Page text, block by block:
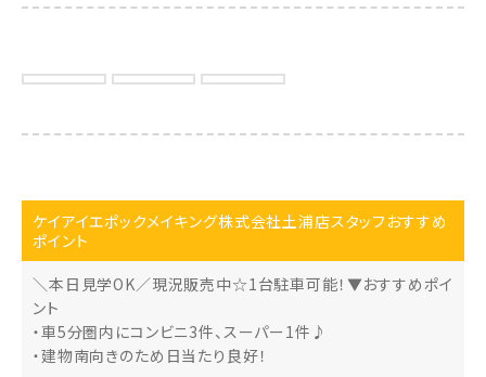
ケイアイエポックメイキング株式会社土浦店スタッフおすすめ
ポイント
＼本日見学OK／現況販売中☆1台駐車可能！▼おすすめポイ
ント
・車5分圏内にコンビニ3件、スーパー1件♪
・建物南向きのため日当たり良好！